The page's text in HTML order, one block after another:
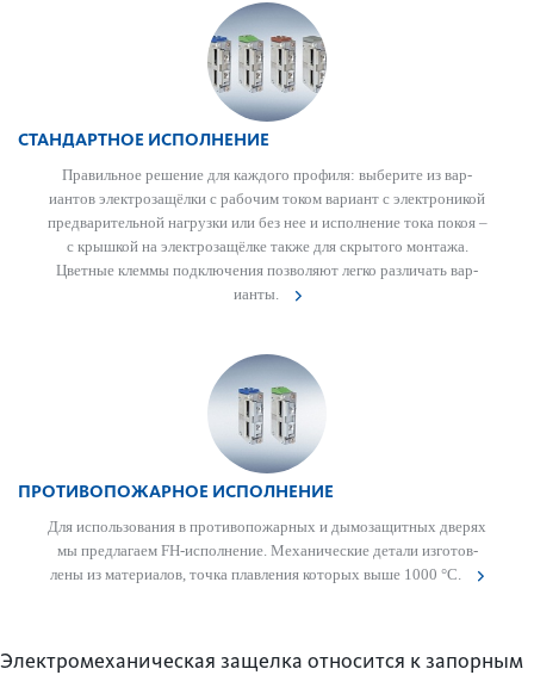
СТАНДАРТНОЕ ИСПОЛНЕНИЕ
Прав­ильное решение для каждого профиля: выберите из вар­
иантов электрозащёлки с рабочим током вар­иант с электроникой
предвар­ительной нагрузки или без нее и исполнение тока покоя –
с крышкой на электрозащёлке также для скрытого монтажа.
Цветные клеммы под­ключения позв­оляют легко различать вар­
ианты.
ПРОТИВОПОЖАРНОЕ ИСПОЛНЕНИЕ
Для исполь­зования в против­опожарных и дымозащитных дверях
мы предлагаем FH-исполнение. Механические детали изготов­
лены из матер­иалов, точка плав­ления которых выше 1000 °C.
Электромеханическая защелка относится к запорным